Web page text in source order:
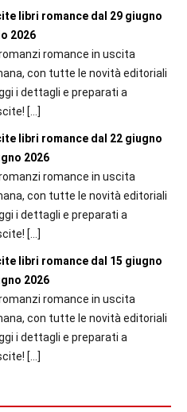
libri romance dal 29 giugno
2026
romance in uscita
con tutte le novità editoriali
i dettagli e preparati a
[…]
libri romance dal 22 giugno
2026
romance in uscita
con tutte le novità editoriali
i dettagli e preparati a
[…]
libri romance dal 15 giugno
2026
romance in uscita
con tutte le novità editoriali
i dettagli e preparati a
[…]